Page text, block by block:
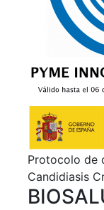
Protocolo de
Candidiasis